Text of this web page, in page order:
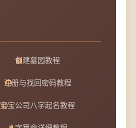
创建墓园教程
注册与找回密码教程
宝宝公司八字起名教程